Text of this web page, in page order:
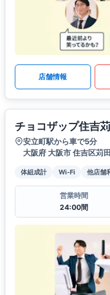
店舗情報
チョコザップ住吉
安立町駅から車で5分
大阪府 大阪市 住吉区苅
体組成計 Wi-Fi 他店舗
営業時間
24:00間